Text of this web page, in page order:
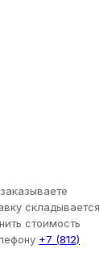
складывается
стоимость
+7 (812)